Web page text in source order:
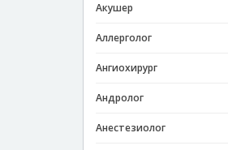
Акушер
Аллерголог
Ангиохирург
Андролог
Анестезиолог